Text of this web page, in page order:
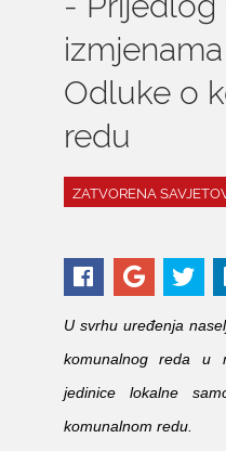
Odluke o
redu
ZATVORENA
U svrhu uređenja
komunalnog reda u
jedinice lokalne
komunalnom redu.